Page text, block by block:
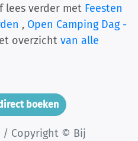
lees verder met Feesten
, Open Camping Dag -
overzicht van alle
boeken
/ Copyright © Bij